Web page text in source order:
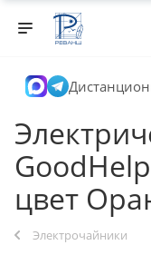
цвет
Электрочайники